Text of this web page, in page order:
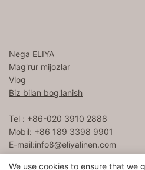
Nega ELIYA
Mag'rur mijozlar
Vlog
Biz bilan bog'lanish
Tel : +86-020 3910 2888
Mobil: +86 189 3398 9901
E-mail:info8@eliyalinen.com
We use cookies to ensure that we